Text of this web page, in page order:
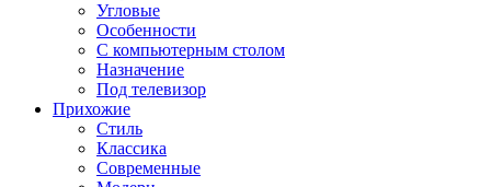
Угловые
Особенности
С компьютерным столом
Назначение
Под телевизор
Прихожие
Стиль
Классика
Современные